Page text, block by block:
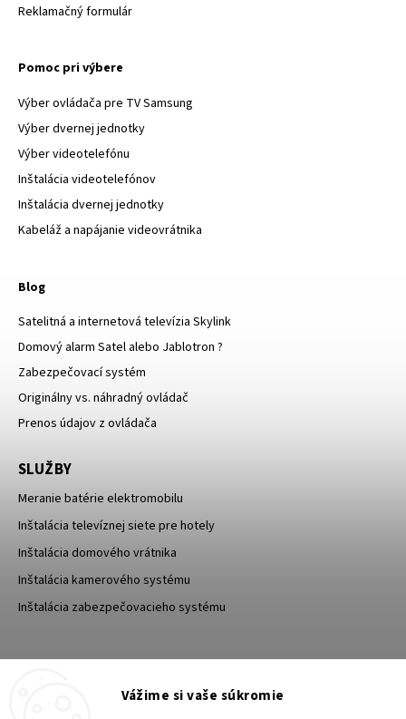
Vážime si vaše súkromie
Reklamačný formulár
Pomoc pri výbere
Výber ovládača pre TV Samsung
Výber dvernej jednotky
Výber videotelefónu
Inštalácia videotelefónov
Inštalácia dvernej jednotky
Kabeláž a napájanie videovrátnika
Blog
Satelitná a internetová televízia Skylink
Domový alarm Satel alebo Jablotron ?
Zabezpečovací systém
Originálny vs. náhradný ovládač
Prenos údajov z ovládača
SLUŽBY
Meranie batérie elektromobilu
Inštalácia televíznej siete pre hotely
Inštalácia domového vrátnika
Inštalácia kamerového systému
Inštalácia zabezpečovacieho systému